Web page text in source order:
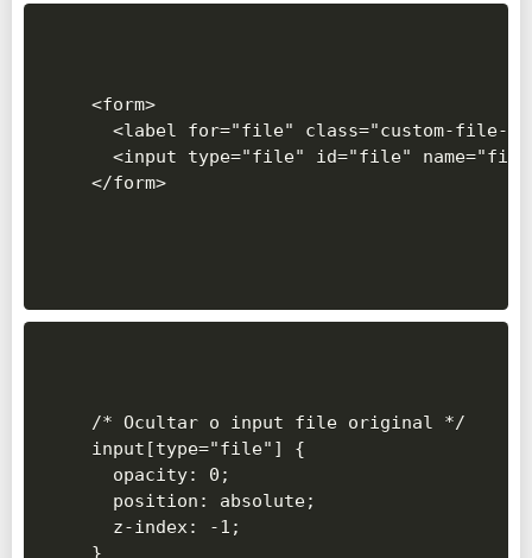
<form>
<label for="file" class="custom-file-
<input type="file" id="file"
</form>
/* Ocultar o input file original */
input[type="file"] {
  opacity: 0;
  position: absolute;
  z-index: -1;